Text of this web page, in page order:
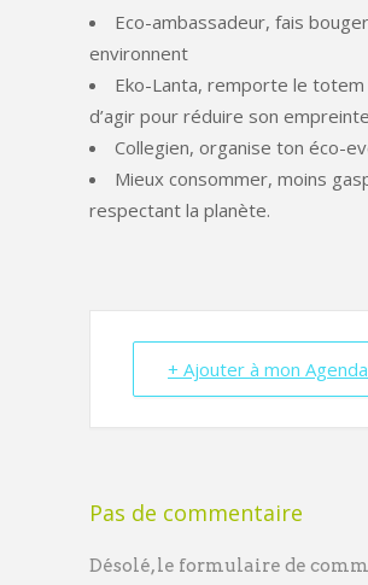
Eco-ambassadeur, fais
environnent
Eko-Lanta, remporte le
d’agir pour réduire son
Collegien, organise ton éco-
Mieux consommer, moins
respectant la planète.
+ Ajouter à mon
Pas de commentaire
Désolé, le formulaire de